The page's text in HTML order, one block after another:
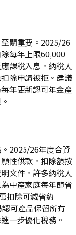
關重要。2025/26
每年上限60,000
課稅入息。納稅人
除申請被拒。建議
年更新認可年金產
2025/26年度合資
性供款。扣除額按
文件。許多納稅人
中產家庭每年節省
扣除可減省約
可產品保留所有
一步優化稅務。